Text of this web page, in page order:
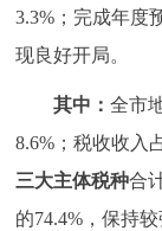
3.3%；完成年度
现良好开局。
其中：全市
8.6%；税收收入
三大主体税种合
的74.4%，保持